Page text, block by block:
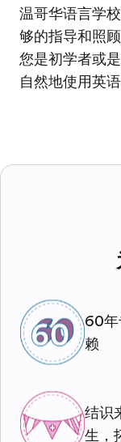
温哥华语言学
够的指导和照
您是初学者或
自然地使用英语
60年
赖
结识
生，